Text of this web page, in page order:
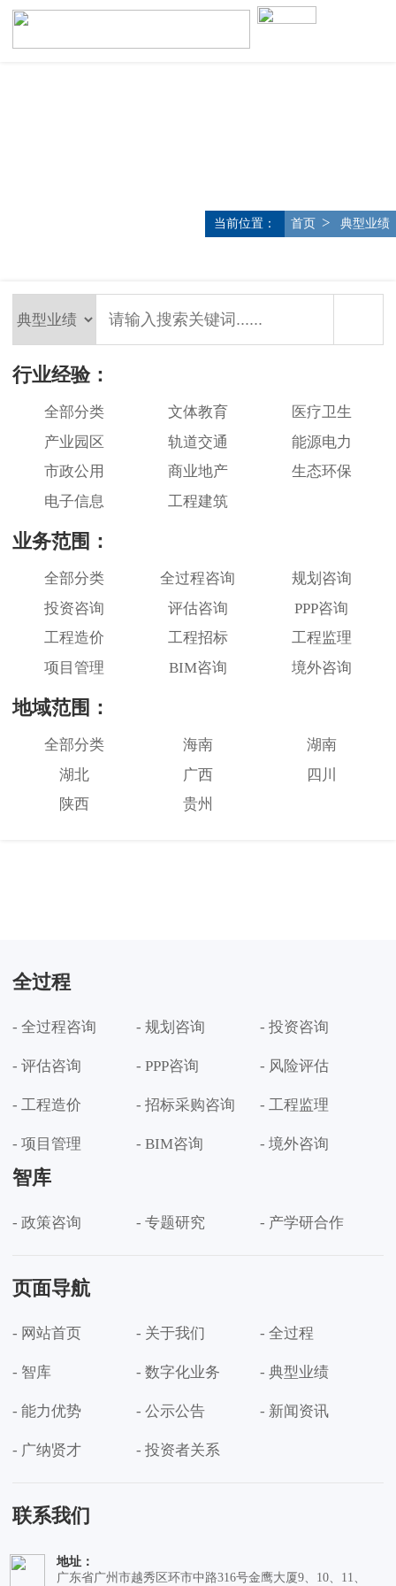
当前位置： 首页 > 典型业绩
行业经验：
全部分类 文体教育
医疗卫生
产业园区
轨道交通
能源电力
市政公用
商业地产
生态环保
电子信息
工程建筑
业务范围：
全部分类 全过程咨询
规划咨询
投资咨询
评估咨询
PPP咨询
工程造价
工程招标
工程监理
项目管理
BIM咨询 境外咨询
地域范围：
全部分类 海南
湖南
湖北
广西
四川
陕西
贵州
全过程
- 全过程咨询 - 规划咨询 - 投资咨询
- 评估咨询 - PPP咨询 - 风险评估
- 工程造价 - 招标采购咨询 - 工程监理
- 项目管理 - BIM咨询 - 境外咨询
智库
- 政策咨询 - 专题研究 - 产学研合作
页面导航
- 网站首页 - 关于我们 - 全过程
- 智库 - 数字化业务 - 典型业绩
- 能力优势 - 公示公告 - 新闻资讯
- 广纳贤才 - 投资者关系
联系我们
地址：
广东省广州市越秀区环市中路316号金鹰大厦9、10、11、